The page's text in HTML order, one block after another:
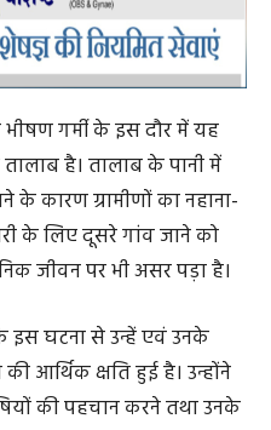
गर्मी के इस दौर में यह
तालाब है। तालाब के पानी में
कारण ग्रामीणों का नहाना-
के लिए दूसरे गांव जाने को
जीवन पर भी असर पड़ा है।